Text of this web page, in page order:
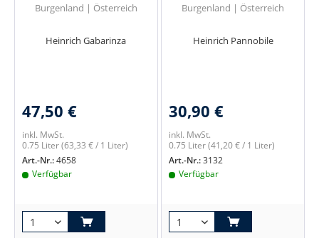
Burgenland | Österreich
Heinrich Gabarinza
47,50 €
inkl. MwSt.
0.75 Liter(63,33 € / 1 Liter)
Art.-Nr.:4658
Verfügbar
Burgenland | Österreich
Heinrich Pannobile
30,90 €
inkl. MwSt.
0.75 Liter(41,20 € / 1 Liter)
Art.-Nr.:3132
Verfügbar